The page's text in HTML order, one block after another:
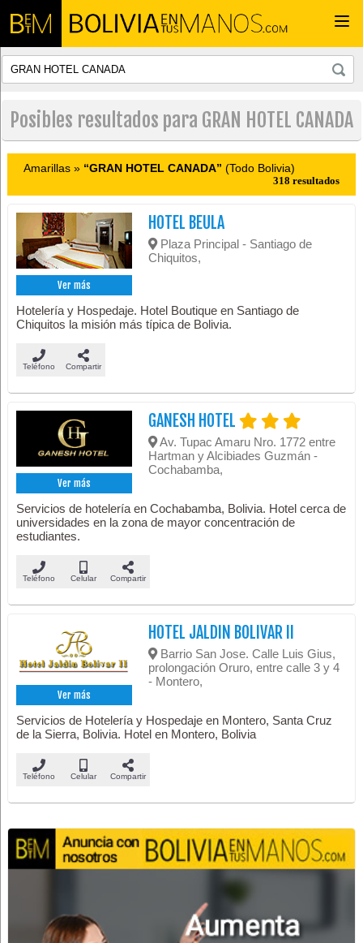
Posibles resultados para GRAN HOTEL CANADA
Amarillas » “GRAN HOTEL CANADA” (Todo Bolivia)
318 resultados
Ver más
HOTEL BEULA
Plaza Principal - Santiago de
Chiquitos,
Hotelería y Hospedaje. Hotel Boutique en Santiago de
Chiquitos la misión más típica de Bolivia.
Teléfono Compartir
Ver más
GANESH HOTEL
Av. Tupac Amaru Nro. 1772 entre
Hartman y Alcibiades Guzmán -
Cochabamba,
Servicios de hotelería en Cochabamba, Bolivia. Hotel cerca de
universidades en la zona de mayor concentración de
estudiantes.
Teléfono Celular Compartir
Ver más
HOTEL JALDIN BOLIVAR II
Barrio San Jose. Calle Luis Gius,
prolongación Oruro, entre calle 3 y 4
- Montero,
Servicios de Hotelería y Hospedaje en Montero, Santa Cruz
de la Sierra, Bolivia. Hotel en Montero, Bolivia
Teléfono Celular Compartir